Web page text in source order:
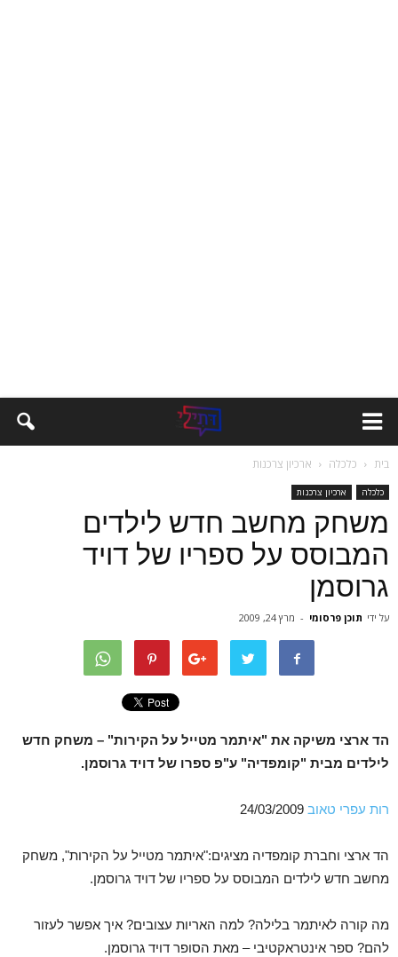
בית כלכלה ארכיון צרכנות
כלכלה ארכיון צרכנות
משחק מחשב חדש לילדים
המבוסס על ספריו של דויד
גרוסמן
על ידי תוכן פרסומי - מרץ 24, 2009
הד ארצי משיקה את "איתמר מטייל על הקירות" – משחק חדש
לילדים מבית "קומפדיה" ע"פ ספרו של דויד גרוסמן.
רות עפרי טאוב
הד ארצי וחברת קומפדיה מציגים:"איתמר מטייל על הקירות", משחק
מחשב חדש לילדים המבוסס על ספריו של דויד גרוסמן.
מה קורה לאיתמר בלילה? למה האריות עצובים? איך אפשר לעזור
להם? ספר אינטראקטיבי – מאת הסופר דויד גרוסמן.